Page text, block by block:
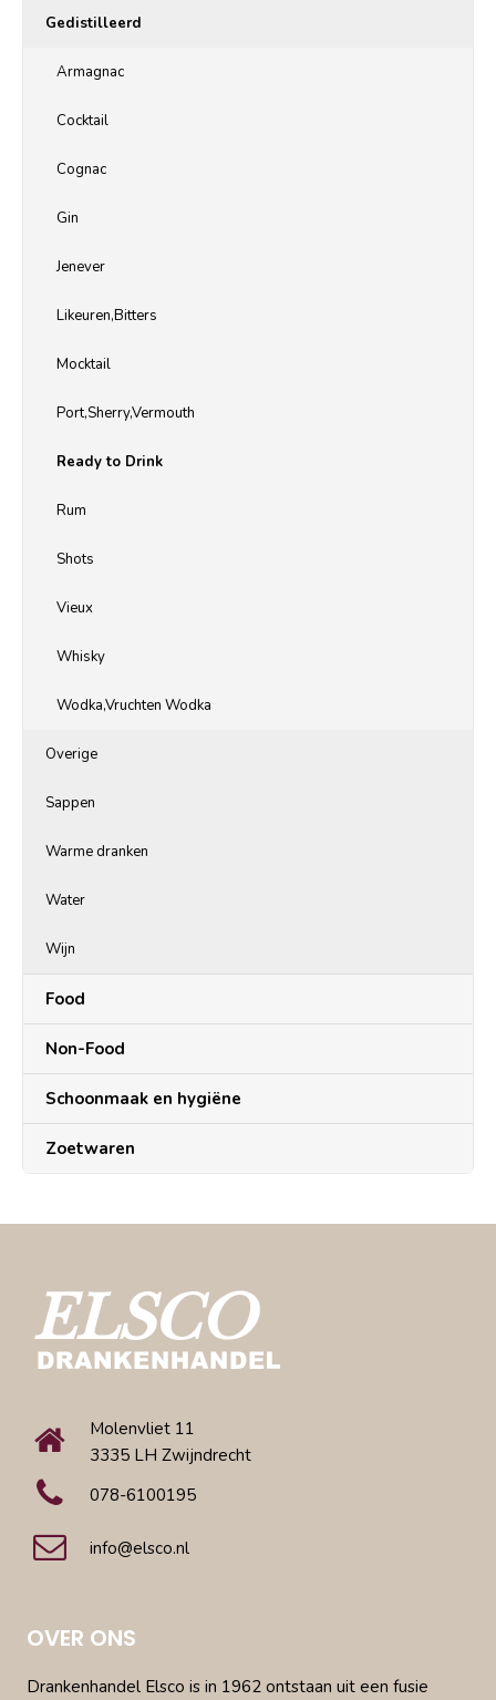
Gedistilleerd
Armagnac
Cocktail
Cognac
Gin
Jenever
Likeuren,Bitters
Mocktail
Port,Sherry,Vermouth
Ready to Drink
Rum
Shots
Vieux
Whisky
Wodka,Vruchten Wodka
Overige
Sappen
Warme dranken
Water
Wijn
Food
Non-Food
Schoonmaak en hygiëne
Zoetwaren
Molenvliet 11
3335 LH Zwijndrecht
078-6100195
info@elsco.nl
OVER ONS
Drankenhandel Elsco is in 1962 ontstaan uit een fusie